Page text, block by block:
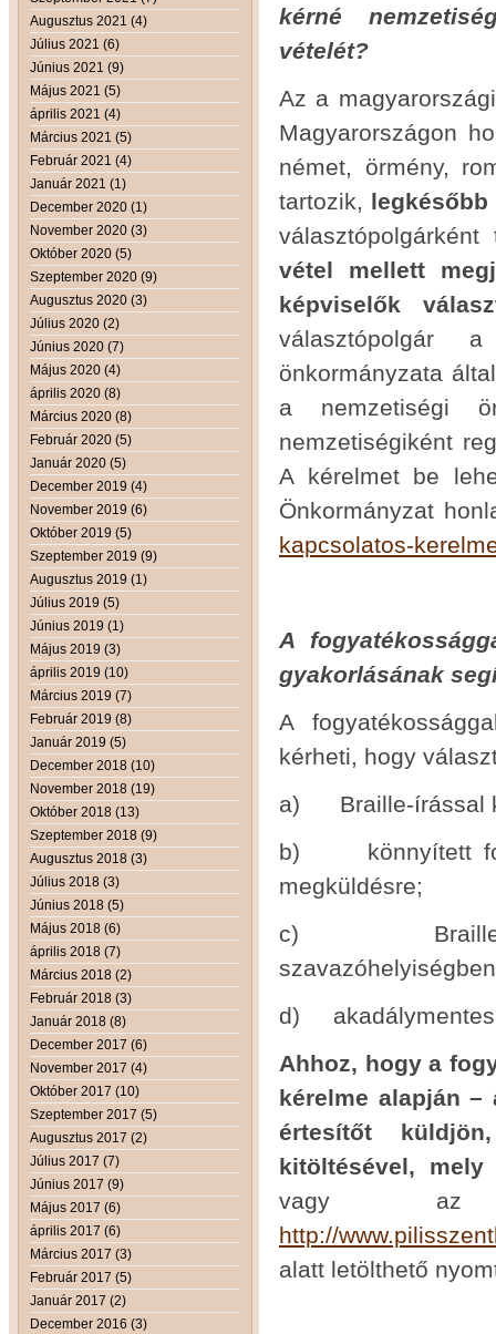
Augusztus 2021 (4)
Július 2021 (6)
Június 2021 (9)
Május 2021 (5)
április 2021 (4)
Március 2021 (5)
Február 2021 (4)
Január 2021 (1)
December 2020 (1)
November 2020 (3)
Október 2020 (5)
Szeptember 2020 (9)
Augusztus 2020 (3)
Július 2020 (2)
Június 2020 (7)
Május 2020 (4)
április 2020 (8)
Március 2020 (8)
Február 2020 (5)
Január 2020 (5)
December 2019 (4)
November 2019 (6)
Október 2019 (5)
Szeptember 2019 (9)
Augusztus 2019 (1)
Július 2019 (5)
Június 2019 (1)
Május 2019 (3)
április 2019 (10)
Március 2019 (7)
Február 2019 (8)
Január 2019 (5)
December 2018 (10)
November 2018 (19)
Október 2018 (13)
Szeptember 2018 (9)
Augusztus 2018 (3)
Július 2018 (3)
Június 2018 (5)
Május 2018 (6)
április 2018 (7)
Március 2018 (2)
Február 2018 (3)
Január 2018 (8)
December 2017 (6)
November 2017 (4)
Október 2017 (10)
Szeptember 2017 (5)
Augusztus 2017 (2)
Július 2017 (7)
Június 2017 (9)
Május 2017 (6)
április 2017 (6)
Március 2017 (3)
Február 2017 (5)
Január 2017 (2)
December 2016 (3)
kérné
vételét?
Az a
Magyarországon
német, örmény,
tartozik,
vétel mellett
képviselők
választópolgár
önkormányzata
a nemzetiségi
nemzetiségiként
A kérelmet be
Önkormányzat
kapcsolatos-
A
gyakorlásának
A
kérheti, hogy
a) Braille-írással
b) könnyített
megküldésre;
c) Braille-
d) akadálymentes
Ahhoz, hogy a
kérelme alapján –
értesítőt
kitöltésével, mely
vagy az
http://
alatt letölthető